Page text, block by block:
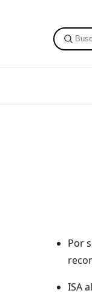
Por
ISA